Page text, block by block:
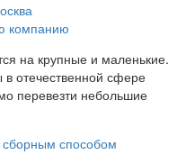
компанию
на крупные и маленькие.
отечественной сфере
перевезти небольшие
сборным способом